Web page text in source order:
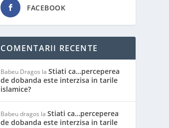
FACEBOOK
COMENTARII RECENTE
Babeu Dragos laStiati ca…perceperea
de dobanda este interzisa in tarile
islamice?
Babeu dragos laStiati ca…perceperea
de dobanda este interzisa in tarile